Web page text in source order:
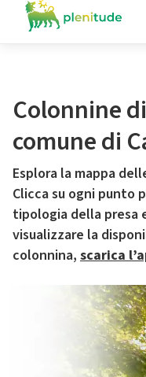
Colonnine
comune di
Esplora la mappa
Clicca su ogni punto
tipologia della presa
visualizzare la
colonnina, scarica